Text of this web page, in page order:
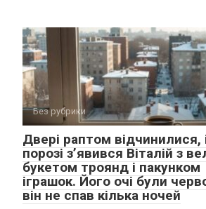
Без рубрики
Двері раптом відчинилися,
порозі з’явився Віталій з
букетом троянд і пакунком
іграшок. Його очі були
він не спав кілька ночей